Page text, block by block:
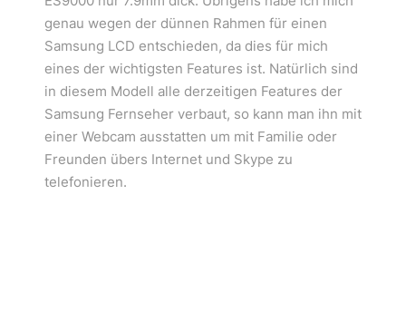
genau wegen der dünnen Rahmen für einen
Samsung LCD entschieden, da dies für mich
eines der wichtigsten Features ist. Natürlich sind
in diesem Modell alle derzeitigen Features der
Samsung Fernseher verbaut, so kann man ihn mit
einer Webcam ausstatten um mit Familie oder
Freunden übers Internet und Skype zu
telefonieren.